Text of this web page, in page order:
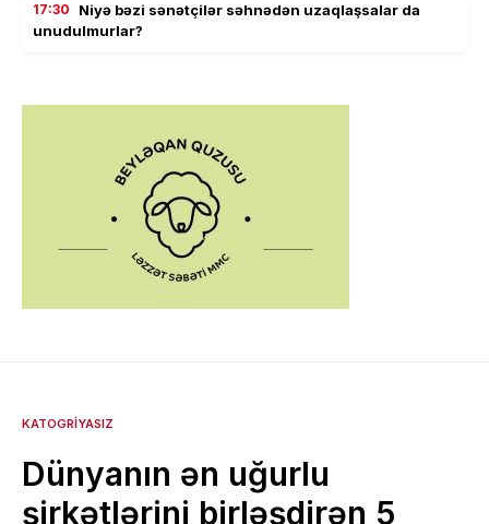
17:30
Niyə bəzi sənətçilər səhnədən uzaqlaşsalar da
unudulmurlar?
KATOGRIYASIZ
Dünyanın ən uğurlu
şirkətlərini birləşdirən 5